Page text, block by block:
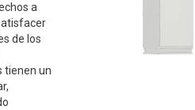
a
de los
tienen un